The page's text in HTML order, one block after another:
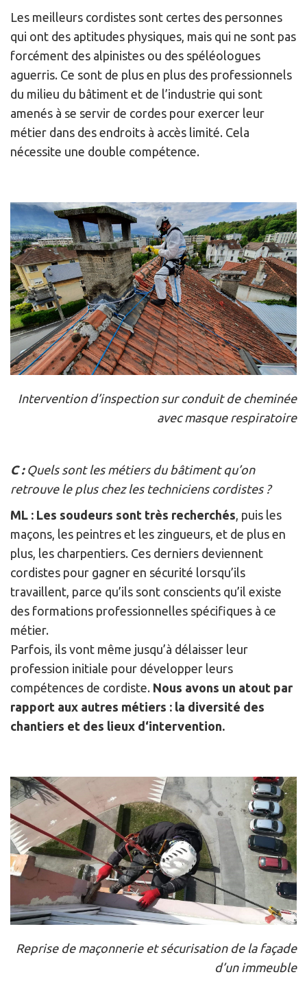
Les meilleurs cordistes sont certes des personnes
qui ont des aptitudes physiques, mais qui ne sont pas
forcément des alpinistes ou des spéléologues
aguerris. Ce sont de plus en plus des professionnels
du milieu du bâtiment et de l’industrie qui sont
amenés à se servir de cordes pour exercer leur
métier dans des endroits à accès limité. Cela
nécessite une double compétence.
Intervention d’inspection sur conduit de cheminée
avec masque respiratoire
C :Quels sont les métiers du bâtiment qu’on
retrouve le plus chez les techniciens cordistes ?
ML : Les soudeurs sont très recherchés, puis les
maçons, les peintres et les zingueurs, et de plus en
plus, les charpentiers. Ces derniers deviennent
cordistes pour gagner en sécurité lorsqu’ils
travaillent, parce qu’ils sont conscients qu’il existe
des formations professionnelles spécifiques à ce
métier.
Parfois, ils vont même jusqu’à délaisser leur
profession initiale pour développer leurs
compétences de cordiste. Nous avons un atout par
rapport aux autres métiers : la diversité des
chantiers et des lieux d‘intervention.
Reprise de maçonnerie et sécurisation de la façade
d’un immeuble